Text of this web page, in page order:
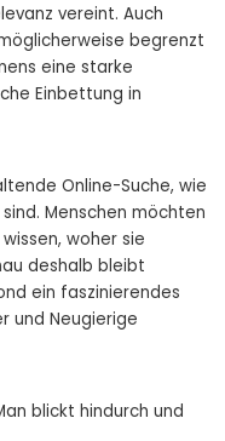
vereint. Auch
begrenzt
eine starke
Einbettung in
Online-Suche, wie
Menschen möchten
woher sie
deshalb bleibt
ein faszinierendes
und Neugierige
blickt hindurch und